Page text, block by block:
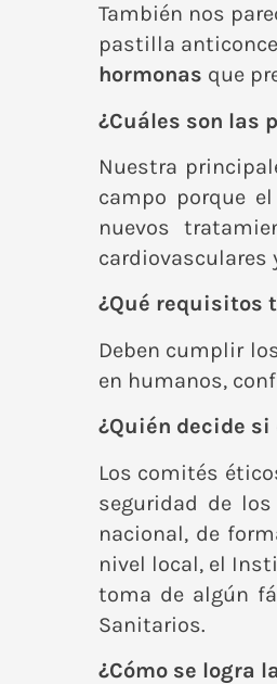
También nos
pastilla
hormonas que
¿Cuáles son las
Nuestra
campo porque
nuevos
cardiovasculares
¿Qué requisitos
Deben cumplir
en humanos,
¿Quién decide
Los comités
seguridad de
nacional, de
nivel local, el
toma de algún
Sanitarios.
¿Cómo se logra